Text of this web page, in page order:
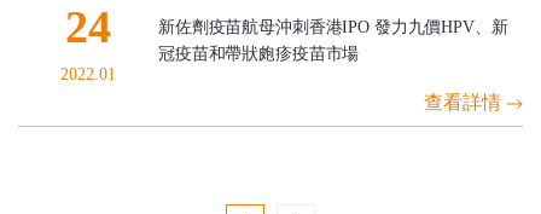
24
2022.01
新佐劑疫苗航母沖刺香港IPO 發力九價HPV、新
冠疫苗和帶狀皰疹疫苗市場
查看詳情